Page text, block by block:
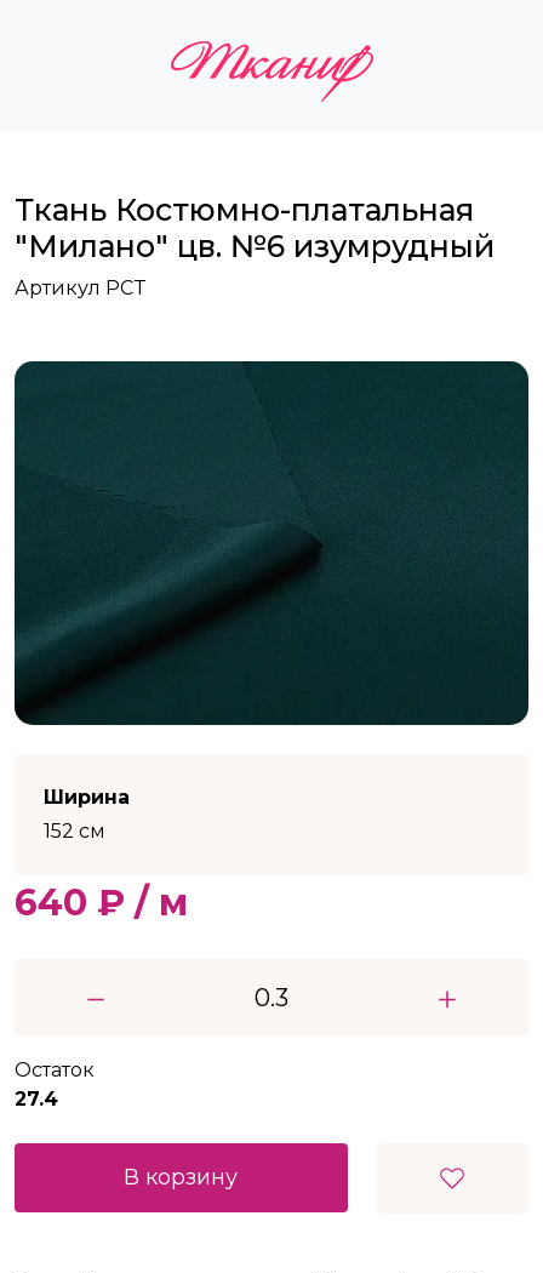
Ткань Костюмно-платальная
"Милано" цв. №6 изумрудный
Артикул PCT
Ширина
152 см
640 ₽ / м
Остаток
27.4
В корзину